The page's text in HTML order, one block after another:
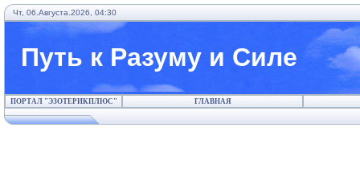
Чт, 06.Августа.2026, 04:30
Путь к Разуму и Силе
ПОРТАЛ "ЭЗОТЕРИКПЛЮС" ГЛАВНАЯ